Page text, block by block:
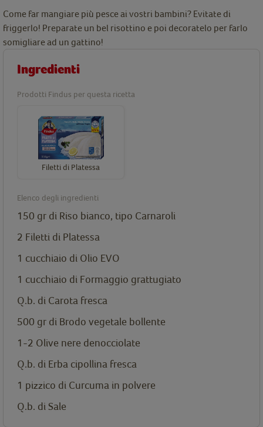
Come far mangiare più pesce ai vostri bambini? Evitate di
friggerlo! Preparate un bel risottino e poi decoratelo per farlo
somigliare ad un gattino!
Ingredienti
Prodotti Findus per questa ricetta
Filetti di Platessa
Elenco degli ingredienti
150 gr di Riso bianco, tipo Carnaroli
2 Filetti di Platessa
1 cucchiaio di Olio EVO
1 cucchiaio di Formaggio grattugiato
Q.b. di Carota fresca
500 gr di Brodo vegetale bollente
1-2 Olive nere denocciolate
Q.b. di Erba cipollina fresca
1 pizzico di Curcuma in polvere
Q.b. di Sale